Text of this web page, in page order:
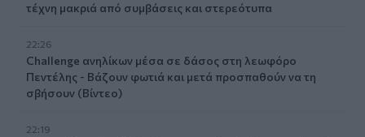
τέχνη μακριά από συμβάσεις και στερεότυπα
22:26
Challenge ανηλίκων μέσα σε δάσος στη λεωφόρο
Πεντέλης - Βάζουν φωτιά και μετά προσπαθούν να τη
σβήσουν (Βίντεο)
22:19